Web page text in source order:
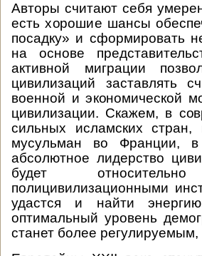
Авторы считают себя
есть хорошие шансы
посадку» и сформировать
на основе
активной миграции
цивилизаций заставлять
военной и экономической
цивилизации. Скажем, в
сильных исламских
мусульман во Франции,
абсолютное лидерство
будет
полицивилизационными
удастся и найти
оптимальный уровень
станет более